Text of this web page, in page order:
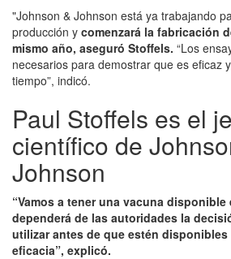
"Johnson & Johnson está ya trabajando
producción y comenzará la fabricación
mismo año, aseguró Stoffels. “Los
necesarios para demostrar que es eficaz
tiempo”, indicó.
Paul Stoffels es el
científico de
Johnson
“Vamos a tener una vacuna
dependerá de las autoridades la
utilizar antes de que estén
eficacia”, explicó.